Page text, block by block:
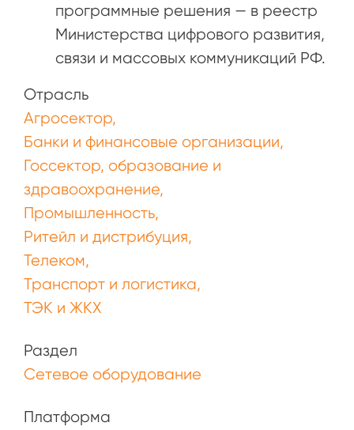
программные решения — в реестр
Министерства цифрового развития,
связи и массовых коммуникаций РФ.
Отрасль
Агросектор
Банки и финансовые организации
Госсектор, образование и
здравоохранение
Промышленность
Ритейл и дистрибуция
Телеком
Транспорт и логистика
ТЭК и ЖКХ
Раздел
Сетевое оборудование
Платформа